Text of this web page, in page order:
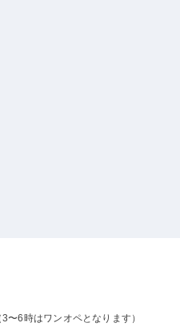
6時はワンオペとなります）